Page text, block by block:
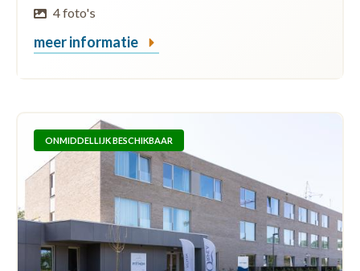
4 foto's
meer informatie
ONMIDDELLIJK BESCHIKBAAR